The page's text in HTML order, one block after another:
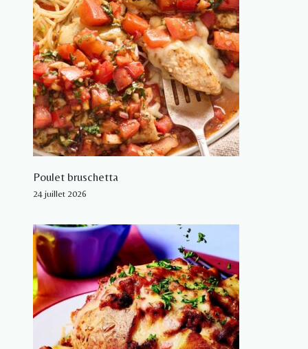
Poulet bruschetta
24 juillet 2026